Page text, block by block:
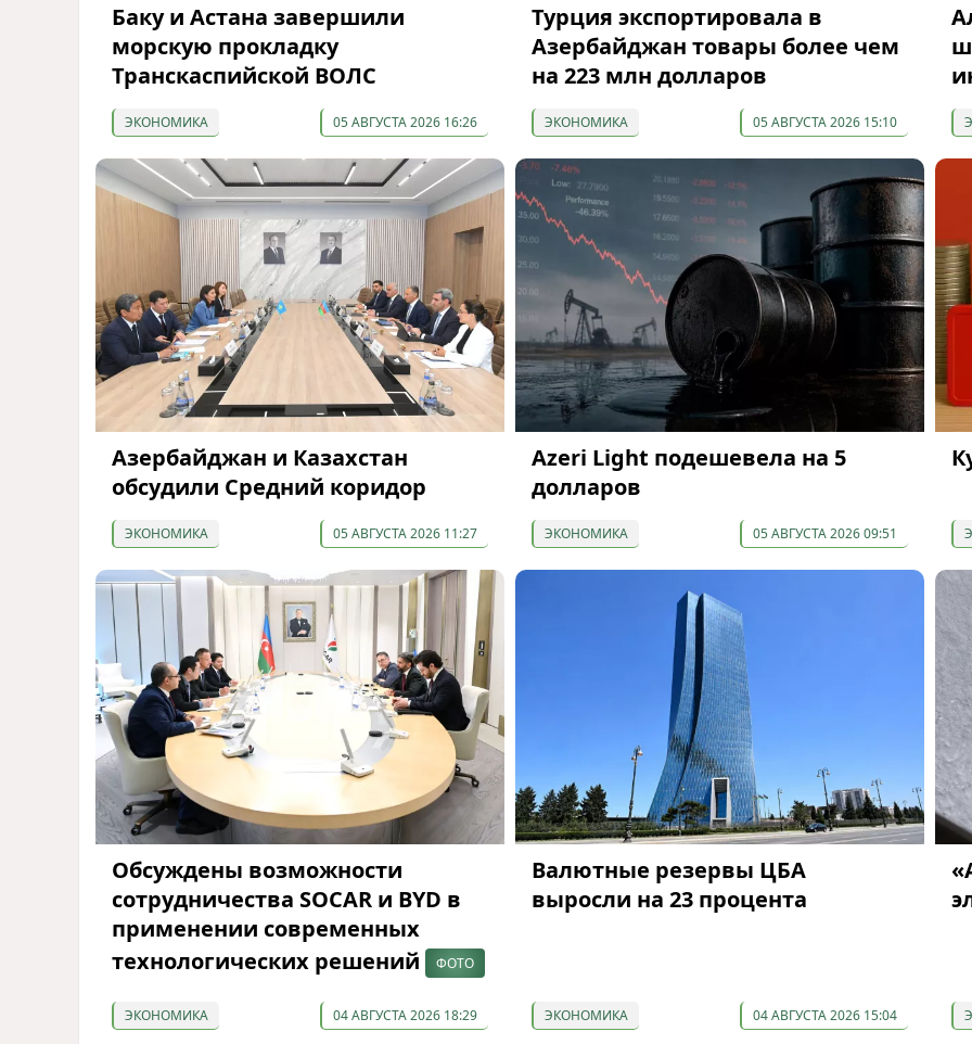
Баку и Астана завершили
морскую прокладку
Транскаспийской ВОЛС
ЭКОНОМИКА 05 АВГУСТА 2026 16:26
Турция экспортировала в
Азербайджан товары более чем
на 223 млн долларов
ЭКОНОМИКА 05 АВГУСТА 2026 15:10
Азербайджан и Казахстан
обсудили Средний коридор
ЭКОНОМИКА 05 АВГУСТА 2026 11:27
Azeri Light подешевела на 5
долларов
ЭКОНОМИКА 05 АВГУСТА 2026 09:51
Обсуждены возможности
сотрудничества SOCAR и BYD в
применении современных
технологических решений
ФОТО
ЭКОНОМИКА 04 АВГУСТА 2026 18:29
Валютные резервы ЦБА
выросли на 23 процента
ЭКОНОМИКА 04 АВГУСТА 2026 15:04